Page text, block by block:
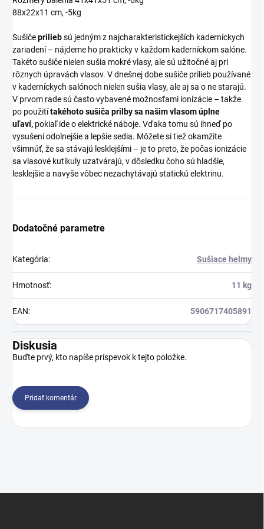
88x22x11 cm, -5kg
Sušičepriliebsú jedným z najcharakteristickejších kaderníckych
zariadení – nájdeme ho prakticky v každom kaderníckom salóne.
Takéto sušiče nielen sušia mokré vlasy, ale sú užitočné aj pri
rôznych úpravách vlasov. V dnešnej dobe sušiče prilieb používané
v kaderníckych salónoch nielen sušia vlasy, ale aj sa o ne starajú.
V prvom rade sú často vybavené možnosťami ionizácie – takže
po použitítakéhoto sušiča prilby sa našim vlasom úplne
uľaví, pokiaľ ide o elektrické náboje. Vďaka tomu sú ihneď po
vysušení odolnejšie a lepšie sedia. Môžete si tiež okamžite
všimnúť, že sa stávajú lesklejšími – je to preto, že počas ionizácie
sa vlasové kutikuly uzatvárajú, v dôsledku čoho sú hladšie,
lesklejšie a navyše vôbec nezachytávajú statickú elektrinu.
Dodatočné parametre
Kategória: Sušiace helmy
Hmotnosť: 11 kg
EAN: 5906717405891
Diskusia
Buďte prvý, kto napíše príspevok k tejto položke.
Pridať komentár